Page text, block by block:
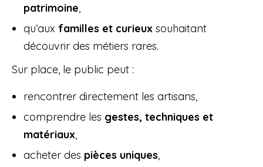
patrimoine,
qu’aux familles et curieux souhaitant
découvrir des métiers rares.
Sur place, le public peut :
rencontrer directement les artisans,
comprendre les gestes, techniques et
matériaux,
acheter des pièces uniques,